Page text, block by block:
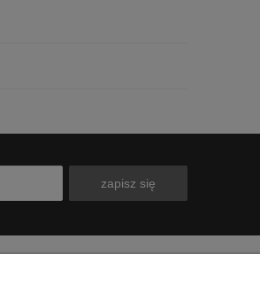
zapisz się